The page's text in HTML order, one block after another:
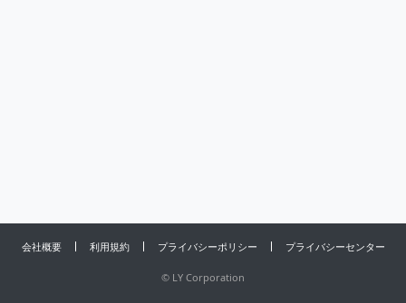
会社概要 利用規約 プライバシーポリシー プライバシーセンター
© LY Corporation